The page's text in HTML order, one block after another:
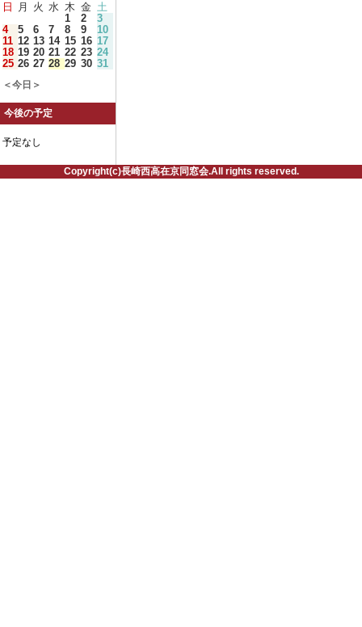
日 月 火 水 木 金 土
1
2
3
4
5 6 7 8 9
10
11 12 13 14 15 16 17
18 19 20 21 22 23 24
25 26 27 28 29 30 31
＜今日＞
今後の予定
予定なし
Copyright(c)長崎西高在京同窓会.All rights reserved.